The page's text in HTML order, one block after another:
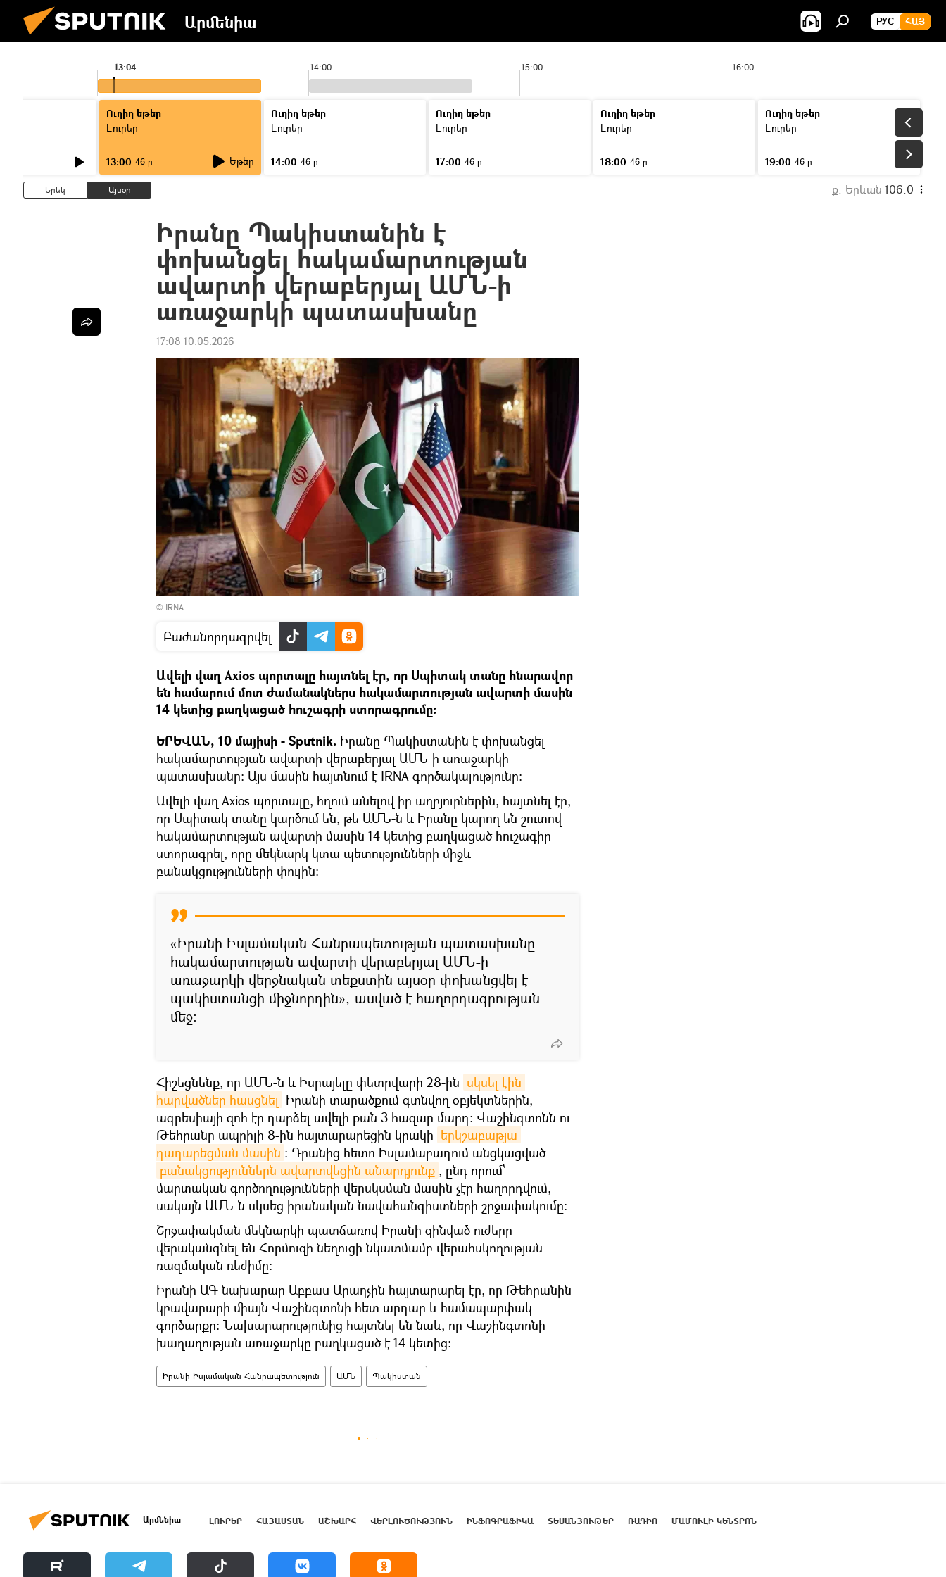
Արմենիա РУС ՀԱՅ
14:00 15:00 16:00
13:04
Ուղիղ եթեր
Լուրեր
13:00 46 ր Եթեր
Ուղիղ եթեր
Լուրեր
14:00 46 ր
Ուղիղ եթեր
Լուրեր
17:00 46 ր
Ուղիղ եթեր
Լուրեր
18:00 46 ր
Ուղիղ եթեր
Լուրեր
19:00 46 ր
Երեկ Այսօր ք. Երևան 106.0
Իրանը Պակիստանին է
փոխանցել հակամարտության
ավարտի վերաբերյալ ԱՄՆ-ի
առաջարկի պատասխանը
17:08 10.05.2026
© IRNA
Բաժանորդագրվել
Ավելի վաղ Axios պորտալը հայտնել էր, որ Սպիտակ տանը հնարավոր
են համարում մոտ ժամանակներս հակամարտության ավարտի մասին
14 կետից բաղկացած հուշագրի ստորագրումը:
ԵՐԵՎԱՆ, 10 մայիսի - Sputnik. Իրանը Պակիստանին է փոխանցել
հակամարտության ավարտի վերաբերյալ ԱՄՆ-ի առաջարկի
պատասխանը: Այս մասին հայտնում է IRNA գործակալությունը:
Ավելի վաղ Axios պորտալը, հղում անելով իր աղբյուրներին, հայտնել էր,
որ Սպիտակ տանը կարծում են, թե ԱՄՆ-ն և Իրանը կարող են շուտով
հակամարտության ավարտի մասին 14 կետից բաղկացած հուշագիր
ստորագրել, որը մեկնարկ կտա պետությունների միջև
բանակցությունների փուլին:
«Իրանի Իսլամական Հանրապետության պատասխանը
հակամարտության ավարտի վերաբերյալ ԱՄՆ-ի
առաջարկի վերջնական տեքստին այսօր փոխանցվել է
պակիստանցի միջնորդին»,-ասված է հաղորդագրության
մեջ:
Հիշեցնենք, որ ԱՄՆ-ն և Իսրայելը փետրվարի 28-ին սկսել էին
հարվածներ հասցնել Իրանի տարածքում գտնվող օբյեկտներին,
ագրեսիայի զոհ էր դարձել ավելի քան 3 հազար մարդ։ Վաշինգտոնն ու
Թեհրանը ապրիլի 8-ին հայտարարեցին կրակի երկշաբաթյա
դադարեցման մասին ։ Դրանից հետո Իսլամաբադում անցկացված
բանակցություններն ավարտվեցին անարդյունք , ընդ որում՝
մարտական գործողությունների վերսկսման մասին չէր հաղորդվում,
սակայն ԱՄՆ-ն սկսեց իրանական նավահանգիստների շրջափակումը։
Շրջափակման մեկնարկի պատճառով Իրանի զինված ուժերը
վերականգնել են Հորմուզի նեղուցի նկատմամբ վերահսկողության
ռազմական ռեժիմը։
Իրանի ԱԳ նախարար Աբբաս Արաղչին հայտարարել էր, որ Թեհրանին
կբավարարի միայն Վաշինգտոնի հետ արդար և համապարփակ
գործարքը: Նախարարությունից հայտնել են նաև, որ Վաշինգտոնի
խաղաղության առաջարկը բաղկացած է 14 կետից:
Իրանի Իսլամական Հանրապետություն ԱՄՆ Պակիստան
Արմենիա ԼՈՒՐԵՐ ՀԱՅԱՍՏԱՆ ԱՇԽԱՐՀ ՎԵՐԼՈՒԾՈՒԹՅՈՒՆ ԻՆՖՈԳՐԱՖԻԿԱ ՏԵՍԱՆՅՈՒԹԵՐ ՌԱԴԻՈ ՄԱՄՈՒԼԻ ԿԵՆՏՐՈՆ